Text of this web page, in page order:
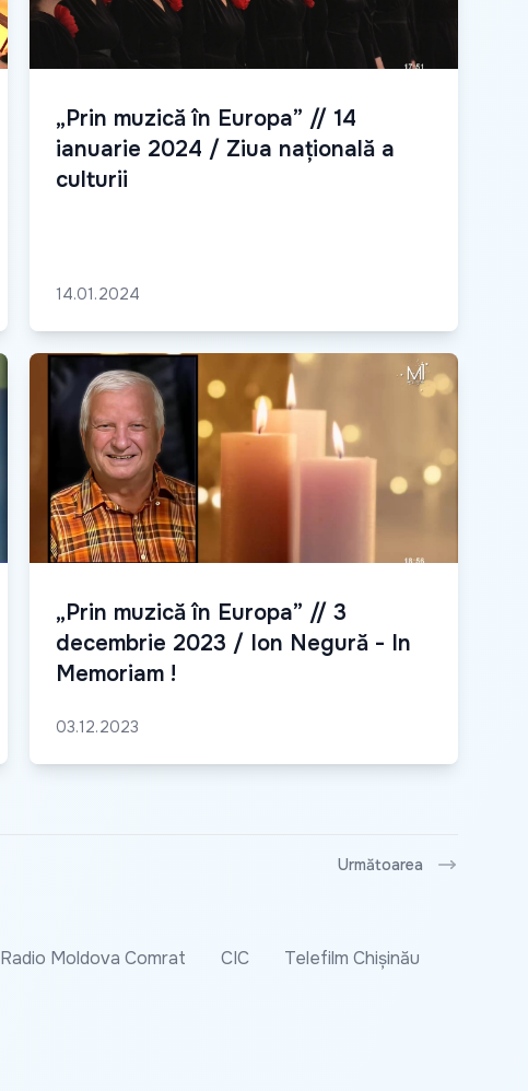
„Prin muzică în Europa” // 14
ianuarie 2024 / Ziua națională a
culturii
14.01.2024
„Prin muzică în Europa” // 3
decembrie 2023 / Ion Negură - In
Memoriam !
03.12.2023
Următoarea
Radio Moldova Comrat CIC
Telefilm Chișinău